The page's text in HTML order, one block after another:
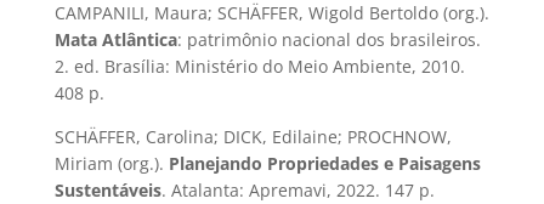
CAMPANILI, Maura; SCHÄFFER, Wigold Bertoldo (org.).
Mata Atlântica: patrimônio nacional dos brasileiros.
2. ed. Brasília: Ministério do Meio Ambiente, 2010.
408 p.
SCHÄFFER, Carolina; DICK, Edilaine; PROCHNOW,
Miriam (org.). Planejando Propriedades e Paisagens
Sustentáveis. Atalanta: Apremavi, 2022. 147 p.